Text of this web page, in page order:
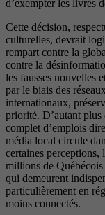
d’exempter les livres
Cette décision,
culturelles, devrait
rempart contre la
contre la
les fausses nouvelles
par le biais des
internationaux,
priorité. D’autant plus
complet d’emplois
média local circule
certaines perceptions,
millions de
qui demeurent
particulièrement en
moins connectés.